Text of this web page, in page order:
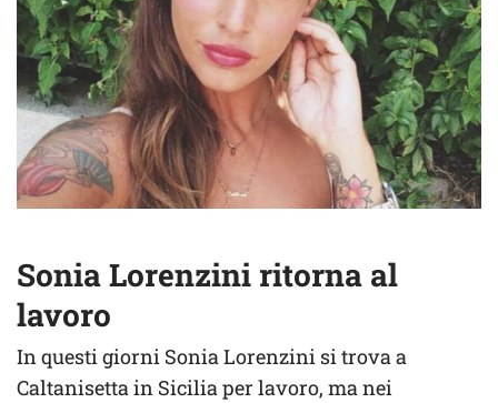
Sonia Lorenzini ritorna al
lavoro
In questi giorni Sonia Lorenzini si trova a
Caltanisetta in Sicilia per lavoro, ma nei